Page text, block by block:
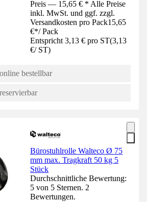
Preis — 15,65 € * Alle Preise
inkl. MwSt. und ggf. zzgl.
Versandkosten pro Pack15,65
€*/ Pack
Entspricht 3,13 € pro ST(3,13
€/ ST)
bestellbar
Bürostuhlrolle Walteco Ø 75
mm max. Tragkraft 50 kg 5
Stück
Durchschnittliche Bewertung:
5 von 5 Sternen. 2
Bewertungen.